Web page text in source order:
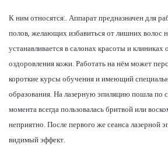
К ним относятся:. Аппарат предназначен для
полов, желающих избавиться от лишних волос
устанавливается в салонах красоты и
оздоровления кожи. Работать на нём может
короткие курсы обучения и имеющий
образования. На лазерную эпиляцию пошла по
момента всегда пользовалась бритвой или
неприятно. После первого же сеанса лазерной
видимый эффект.